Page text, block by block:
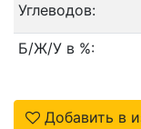
Углеводов:
Б/Ж/У в %:
Добавить в